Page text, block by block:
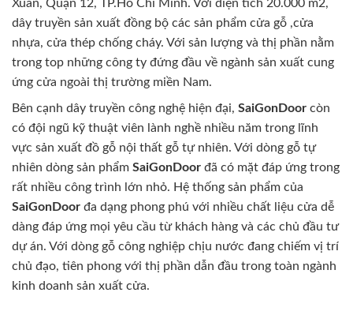
Xuân, Quận 12, TP.Hồ Chí Minh. Với diện tích 20.000 m2,
dây truyền sản xuất đồng bộ các sản phẩm cửa gỗ ,cửa
nhựa, cửa thép chống cháy. Với sản lượng và thị phần nằm
trong top những công ty đứng đầu về ngành sản xuất cung
ứng cửa ngoài thị trường miền Nam.
Bên cạnh dây truyền công nghệ hiện đại, SaiGonDoor còn
có đội ngũ kỹ thuật viên lành nghề nhiều năm trong lĩnh
vực sản xuất đồ gỗ nội thất gỗ tự nhiên. Với dòng gỗ tự
nhiên dòng sản phẩm SaiGonDoor đã có mặt đáp ứng trong
rất nhiều công trình lớn nhỏ. Hệ thống sản phẩm của
SaiGonDoor đa dạng phong phú với nhiều chất liệu cửa dễ
dàng đáp ứng mọi yêu cầu từ khách hàng và các chủ đầu tư
dự án. Với dòng gỗ công nghiệp chịu nước đang chiếm vị trí
chủ đạo, tiên phong với thị phần dẫn đầu trong toàn ngành
kinh doanh sản xuất cửa.